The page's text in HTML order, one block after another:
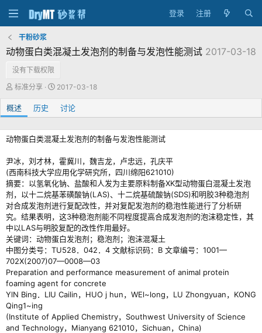
登录 注册
干粉砂浆
动物蛋白类混凝土发泡剂的制备与发泡性能测试 2017-03-18
没有下载权限
作
标准分享
创
日
期
2017-03-18
概述 历史 讨论
动物蛋白类混凝土发泡剂的制备与发泡性能测试
尹冰，刘才林，霍冀川，魏吉龙，卢忠远，孔庆平
(西南科技大学应用化学研究所，四川绵阳621010)
摘要：以氢氧化钠、盐酸和人发为主要原料制备XK型动物蛋白混凝土发泡
剂，以十二烷基苯磺酸钠(LAS)、十二烷基硫酸钠(SDS)和明胶3种稳泡剂
对合成发泡剂进行复配改性，并对复配发泡剂的稳泡性能进行了分析研
究。结果表明，这3种稳泡剂能不同程度提高合成发泡剂的泡沫稳定性，其
中以LAS与明胶复配的改性作用最好。
关键词：动物蛋白发泡剂；稳泡剂；泡沫混凝土
中图分类号：TU528．042．4 文献标识码：B 文章编号：1001—
702X(2007)07—0008—03
Preparation and performance measurement of animal protein
foaming agent for concrete
YlN Bing．LIU Cailin，HUO j hun，WEl~long，LU Zhongyuan，KONG
Qing1~ing
(Institute of Applied Chemistry，Southwest University of Science
and Technology，Mianyang 621010，Sichuan，China)